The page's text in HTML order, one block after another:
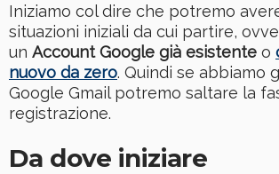
Iniziamo col dire che potremo
situazioni iniziali da cui partire,
un Account Google già esistente o
nuovo da zero. Quindi se abbiamo
Google Gmail potremo saltare la
registrazione.
Da dove iniziare